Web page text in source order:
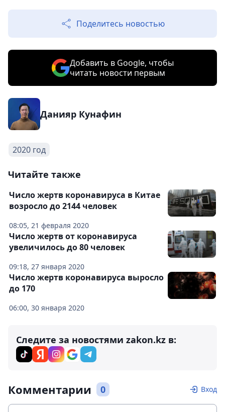
Поделитесь новостью
Добавить в Google, чтобы
читать новости первым
Данияр Кунафин
2020 год
Читайте также
08:05, 21 февраля 2020
Число жертв коронавируса в Китае
возросло до 2144 человек
09:18, 27 января 2020
Число жертв от коронавируса
увеличилось до 80 человек
06:00, 30 января 2020
Число жертв коронавируса выросло
до 170
Следите за новостями zakon.kz в:
Комментарии 0 Вход